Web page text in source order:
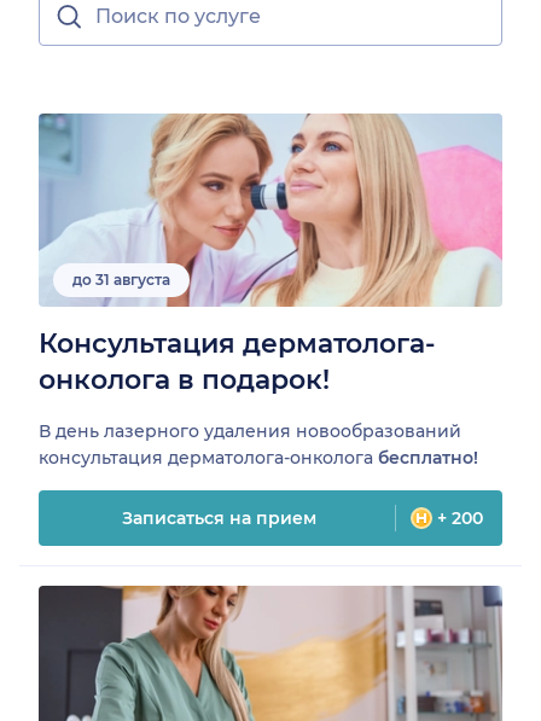
до 31 августа
Консультация дерматолога-
онколога в подарок!
В день лазерного удаления новообразований
консультация дерматолога-онколога бесплатно!
Записаться на прием + 200